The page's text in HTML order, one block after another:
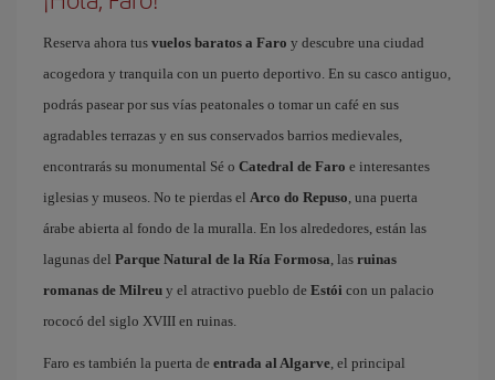
Reserva ahora tus vuelos baratos a Faro y descubre una ciudad
acogedora y tranquila con un puerto deportivo. En su casco antiguo,
podrás pasear por sus vías peatonales o tomar un café en sus
agradables terrazas y en sus conservados barrios medievales,
encontrarás su monumental Sé o Catedral de Faro e interesantes
iglesias y museos. No te pierdas el Arco do Repuso, una puerta
árabe abierta al fondo de la muralla. En los alrededores, están las
lagunas del Parque Natural de la Ría Formosa, las ruinas
romanas de Milreu y el atractivo pueblo de Estói con un palacio
rococó del siglo XVIII en ruinas.
Faro es también la puerta de entrada al Algarve, el principal